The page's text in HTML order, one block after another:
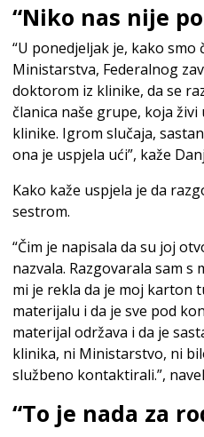
“Niko nas nije
“U ponedjeljak je, kako
Ministarstva, Federalnog
doktorom iz klinike, da se
članica naše grupe, koja živi
klinike. Igrom slučaja,
ona je uspjela ući”, kaže
Kako kaže uspjela je da
sestrom.
“Čim je napisala da su joj
nazvala. Razgovarala sam
mi je rekla da je moj karton
materijalu i da je sve pod
materijal održava i da je
klinika, ni Ministarstvo, ni
službeno kontaktirali.”,
“To je nada za